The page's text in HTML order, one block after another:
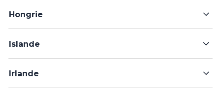
Hongrie
Islande
Irlande